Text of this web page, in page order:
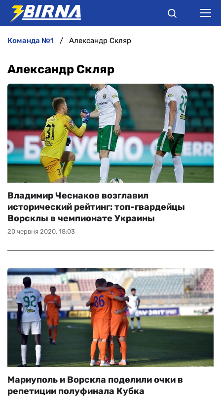
ІНТЕРВ'Ю
РІЗНЕ
БУКМЕКЕРИ
команда №1 Александр Скляр
Александр Скляр
20 червня 2020, 18:03
Владимир Чеснаков возглавил
исторический рейтинг: топ-гвардейцы
Ворсклы в чемпионате Украины
Мариуполь и Ворскла поделили очки в
репетиции полуфинала Кубка